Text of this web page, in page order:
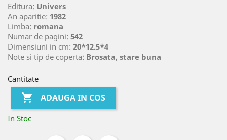
Editura: Univers
An aparitie: 1982
Limba: romana
Numar de pagini: 542
Dimensiuni in cm: 20*12.5*4
Note si tip de coperta: Brosata, stare buna
Cantitate
 ADAUGA IN COS
In Stoc